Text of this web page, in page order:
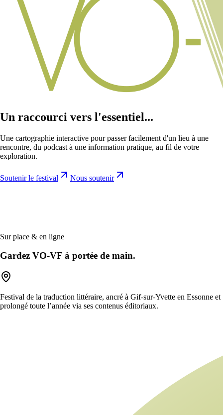
Un raccourci vers l'essentiel...
Une cartographie interactive pour passer facilement d'un lieu à une
rencontre, du podcast à une information pratique, au fil de votre
exploration.
Soutenir le festival Nous soutenir
Sur place & en ligne
Gardez VO-VF à portée de main.
Festival de la traduction littéraire, ancré à Gif-sur-Yvette en Essonne et
prolongé toute l’année via ses contenus éditoriaux.